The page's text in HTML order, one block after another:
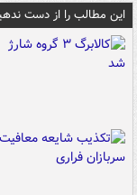
این مطالب را از دست